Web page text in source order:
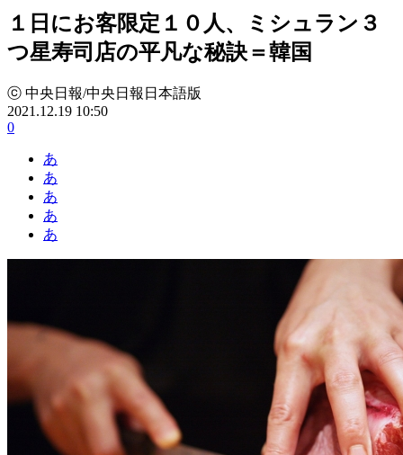
１日にお客限定１０人、ミシュラン３
つ星寿司店の平凡な秘訣＝韓国
ⓒ 中央日報/中央日報日本語版
2021.12.19 10:50
0
あ
あ
あ
あ
あ